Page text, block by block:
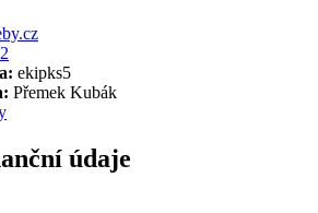
ekipks5
Přemek Kubák
údaje